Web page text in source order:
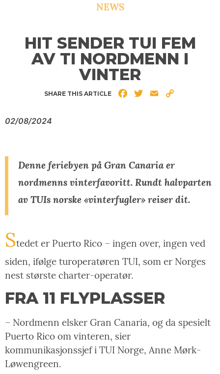
NEWS
HIT SENDER TUI FEM
AV TI NORDMENN I
VINTER
SHARE THIS ARTICLE FacebookTwitterEmail
02/08/2024
Denne feriebyen på Gran Canaria er
nordmenns vinterfavoritt. Rundt halvparten
av TUIs norske «vinterfugler» reiser dit.
Stedet er Puerto Rico – ingen over, ingen ved
siden, ifølge turoperatøren TUI, som er Norges
nest største charter-operatør.
FRA 11 FLYPLASSER
– Nordmenn elsker Gran Canaria, og da spesielt
Puerto Rico om vinteren, sier
kommunikasjonssjef i TUI Norge, Anne Mørk-
Løwengreen.